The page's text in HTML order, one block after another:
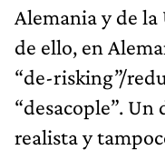
Alemania y de
de ello, en
“de-risking”/
“desacople”.
realista y